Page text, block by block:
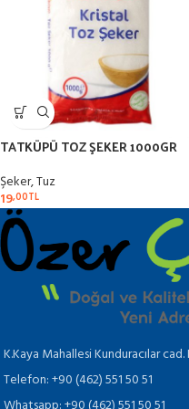
TATKÜPÜ TOZ ŞEKER 1000GR
Şeker, Tuz
19,00TL
K.Kaya Mahallesi Kunduracılar
Telefon: +90 (462) 551 50 51